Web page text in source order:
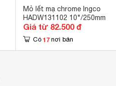
Mỏ lết mạ chrome Ingco
HADW131102 10"/250mm
Giá từ 82.500 đ
Có 17 nơi bán